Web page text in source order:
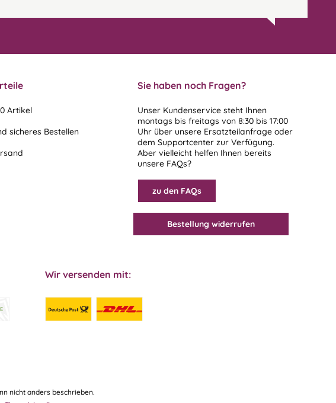
Artikel
sicheres Bestellen
Sie haben noch Fragen?
Unser Kundenservice steht Ihnen
montags bis freitags von 8:30 bis 17:00
Uhr über unsere Ersatzteilanfrage oder
dem Supportcenter zur Verfügung.
Aber vielleicht helfen Ihnen bereits
unsere FAQs?
zu den FAQs
Bestellung widerrufen
Wir versenden mit:
nicht anders beschrieben.